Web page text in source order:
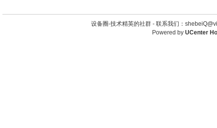
设备圈-技术精英的社群 - 联系我们：
Powered by UCenter